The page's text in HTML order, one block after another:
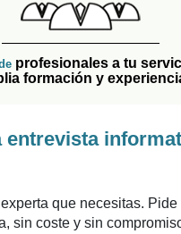
profesionales a tu
formación y
entrevista
que necesitas. Pide
sin coste y sin